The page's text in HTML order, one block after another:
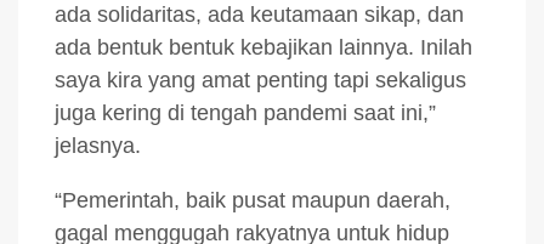
ada solidaritas, ada keutamaan sikap, dan
ada bentuk bentuk kebajikan lainnya. Inilah
saya kira yang amat penting tapi sekaligus
juga kering di tengah pandemi saat ini,”
jelasnya.
“Pemerintah, baik pusat maupun daerah,
gagal menggugah rakyatnya untuk hidup